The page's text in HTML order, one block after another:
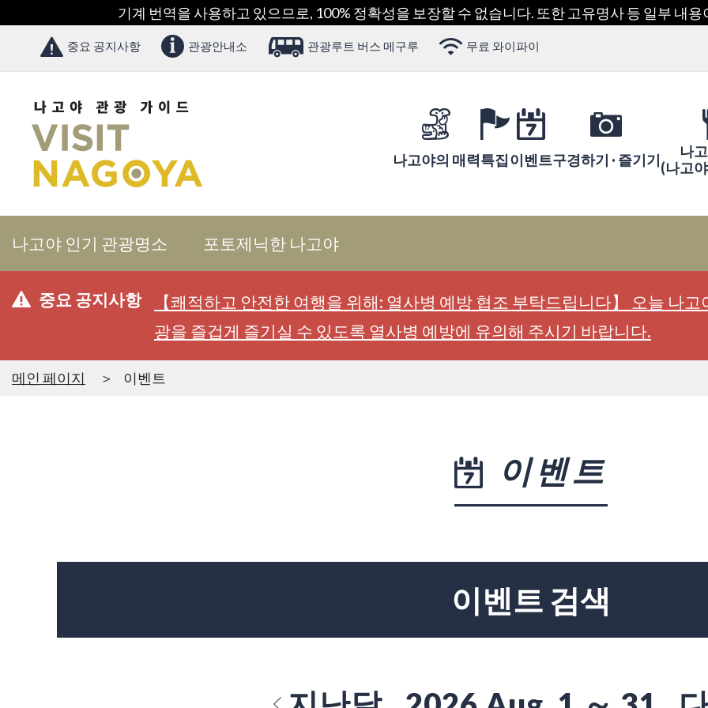
기계 번역을 사용하고 있으므로, 100% 정확성을 보장할 수 없습니다. 또한 고유명사 등 일부 내
중요 공지사항 관광안내소 관광루트 버스 메구루 무료 와이파이
나고야의 매력특집이벤트구경하기 · 즐기기
나
(나고
나고야 인기 관광명소 포토제닉한 나고야
중요 공지사항
【쾌적하고 안전한 여행을 위해: 열사병 예방 협조 부탁드립니다】 오늘 나
광을 즐겁게 즐기실 수 있도록 열사병 예방에 유의해 주시기 바랍니다.
메인 페이지 이벤트
이벤트
이벤트 검색